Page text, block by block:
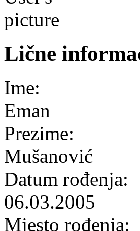
Lične
Ime:
Eman
Prezime:
Mušanović
Datum rođenja:
06.03.2005
Mjesto rođenja: